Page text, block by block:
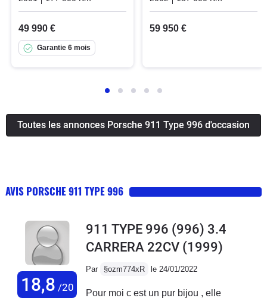
49 990 €
Garantie 6 mois
59 950 €
Toutes les annonces Porsche 911 Type 996 d'occasion
AVIS PORSCHE 911 TYPE 996
18,8 /20
911 TYPE 996 (996) 3.4
CARRERA 22CV (1999)
Par §ozm774xR le 24/01/2022
Pour moi c est un pur bijou , elle